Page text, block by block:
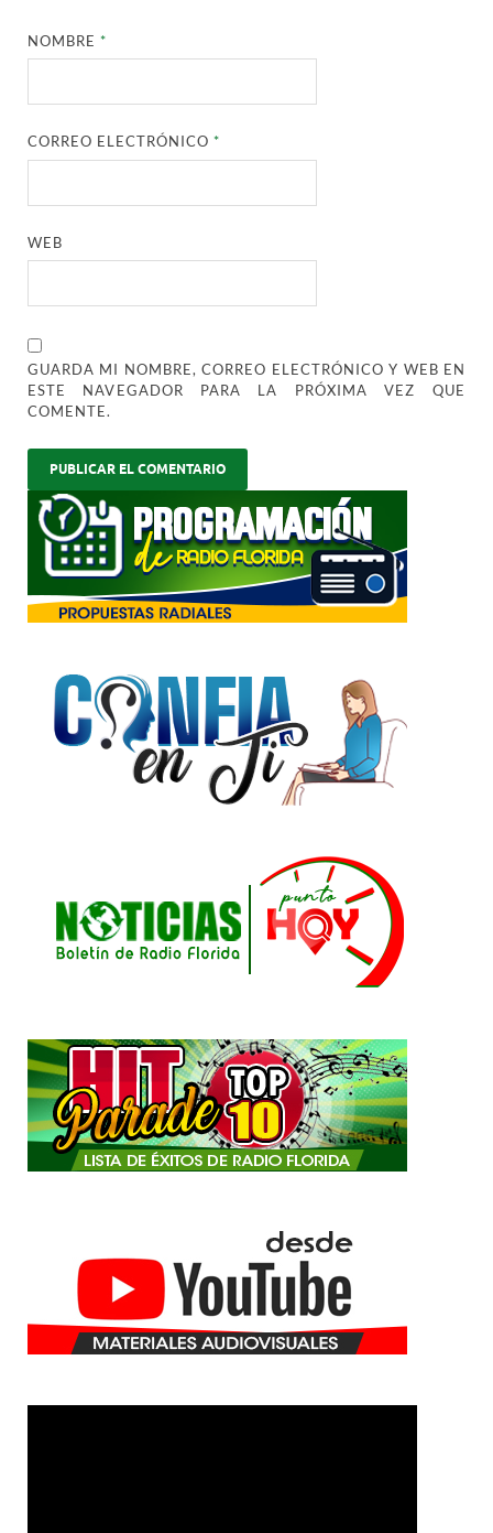
NOMBRE*
CORREO ELECTRÓNICO*
WEB
GUARDA MI NOMBRE, CORREO ELECTRÓNICO Y WEB EN
ESTE NAVEGADOR PARA LA PRÓXIMA VEZ QUE
COMENTE.